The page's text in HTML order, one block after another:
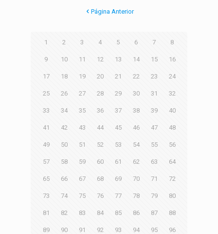
Página Anterior
1 2 3 4 5 6 7 8
9 10 11 12 13 14 15 16
17 18 19 20 21 22 23 24
25 26 27 28 29 30 31 32
33 34 35 36 37 38 39 40
41 42 43 44 45 46 47 48
49 50 51 52 53 54 55 56
57 58 59 60 61 62 63 64
65 66 67 68 69 70 71 72
73 74 75 76 77 78 79 80
81 82 83 84 85 86 87 88
89 90 91 92 93 94 95 96